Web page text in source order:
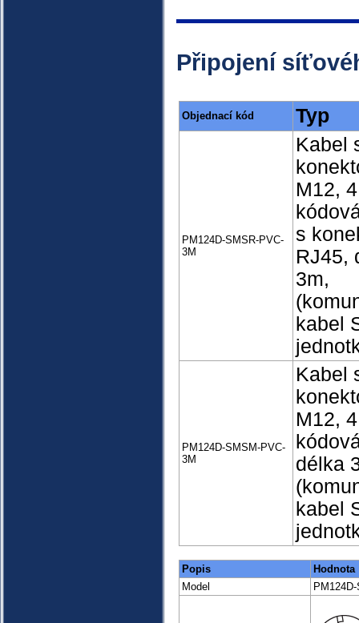
Připojení
Objednací kód Typ
PM124D-SMSR-PVC-
3M
Kabel
M12,
s
RJ45,
3m,
kabel
PM124D-SMSM-PVC-
3M
Kabel
M12,
délka
kabel
Popis
Hodnota
Model